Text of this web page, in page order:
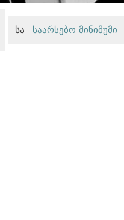
სასამართლო სისტემა
საარსებო მინიმუმი